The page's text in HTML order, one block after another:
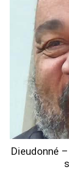
Dieudonné